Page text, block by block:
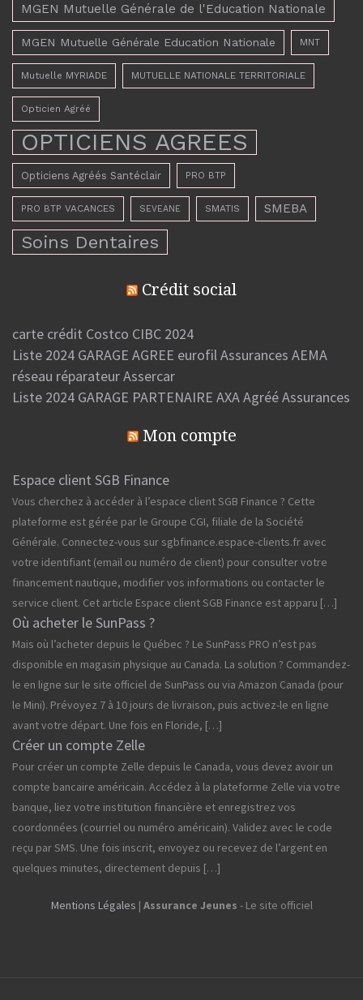
MGEN Mutuelle Générale de l'Education Nationale
MGEN Mutuelle Générale Education Nationale MNT
Mutuelle MYRIADE MUTUELLE NATIONALE TERRITORIALE
Opticien Agréé
OPTICIENS AGREES
Opticiens Agréés Santéclair PRO BTP
PRO BTP VACANCES SEVEANE SMATIS SMEBA
Soins Dentaires
Crédit social
carte crédit Costco CIBC 2024
Liste 2024 GARAGE AGREE eurofil Assurances AEMA
réseau réparateur Assercar
Liste 2024 GARAGE PARTENAIRE AXA Agréé Assurances
Mon compte
Espace client SGB Finance
Vous cherchez à accéder à l’espace client SGB Finance ? Cette
plateforme est gérée par le Groupe CGI, filiale de la Société
Générale. Connectez-vous sur sgbfinance.espace-clients.fr avec
votre identifiant (email ou numéro de client) pour consulter votre
financement nautique, modifier vos informations ou contacter le
service client. Cet article Espace client SGB Finance est apparu […]
Où acheter le SunPass ?
Mais où l’acheter depuis le Québec ? Le SunPass PRO n’est pas
disponible en magasin physique au Canada. La solution ? Commandez-
le en ligne sur le site officiel de SunPass ou via Amazon Canada (pour
le Mini). Prévoyez 7 à 10 jours de livraison, puis activez-le en ligne
avant votre départ. Une fois en Floride, […]
Créer un compte Zelle
Pour créer un compte Zelle depuis le Canada, vous devez avoir un
compte bancaire américain. Accédez à la plateforme Zelle via votre
banque, liez votre institution financière et enregistrez vos
coordonnées (courriel ou numéro américain). Validez avec le code
reçu par SMS. Une fois inscrit, envoyez ou recevez de l’argent en
quelques minutes, directement depuis […]
Mentions Légales | Assurance Jeunes - Le site officiel